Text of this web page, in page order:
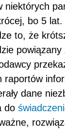
niektórych
bo 5
to, że
powiązany
raportów
dane
do